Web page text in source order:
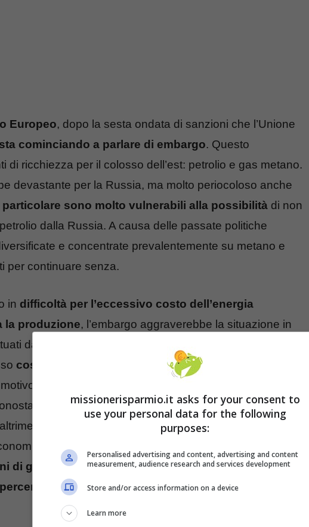
Europeo, dopo la sesta ondata di sanzioni che l’Unione
cominciando a parlare di embargo. Questo
di ricchiezza per il colosso dell’est: petrolio e gas metano.
devastante per la Russia, ma molto periocoloso anche
particolare sono molto vulnerabili alla possibilità di non
dalla Russia. A causa delle passate politiche
e concentrate prevalentemente su metano e
per continuare senza.
in difficoltà per l’eccessivo costo dell’energia
la produzione, l’embargo aggraverebbe la situazione in
dagli esperti mostrano come un embargo a gas e
costerebbe a 1 milione di persone il posto di lavoro
questo, le sanzioni puntano proprio in quella
visto che è dove la Russia soffrirebbe di più.
e Finanza) del 2022 redatto dal Governo italiano,
di gas e petrolio dalla Russia inciderebbe
che vanno dallo 0,8% al 2,3% del 2022 e
missionerisparmio.it asks for your consent to
use your personal data for the following
purposes:
Personalised advertising and content, advertising and content
measurement, audience research and services development
Store and/or access information on a device
Learn more